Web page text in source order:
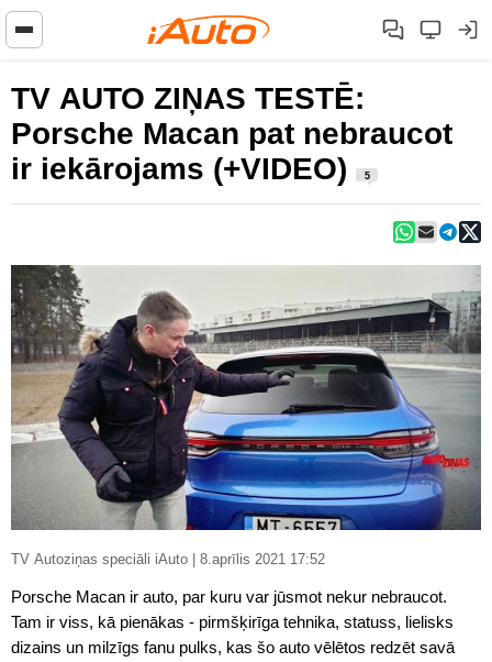
TV AUTO ZIŅAS TESTĒ:
Porsche Macan pat nebraucot
ir iekārojams (+VIDEO)
5
TV Autoziņas speciāli iAuto | 8.aprīlis 2021 17:52
Porsche Macan ir auto, par kuru var jūsmot nekur nebraucot.
Tam ir viss, kā pienākas - pirmšķirīga tehnika, statuss, lielisks
dizains un milzīgs fanu pulks, kas šo auto vēlētos redzēt savā